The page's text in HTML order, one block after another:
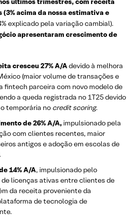
acima da nossa estimativa e
explicado pela variação cambial).
apresentaram crescimento de
cresceu 27% A/Adevido à melhora
(maior volume de transações e
fintech parceira com novo modelo de
a queda registrada no 1T25 devido
temporária no credit scoring.
de 26% A/A, impulsionado pela
com clientes recentes, maior
antigos e adoção em escolas de
14% A/A, impulsionado pelo
licenças ativas entre clientes de
da receita proveniente da
de tecnologia de